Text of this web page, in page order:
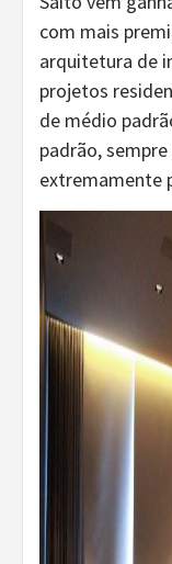
com mais
arquitetura de
projetos
de médio
padrão,
extremamente